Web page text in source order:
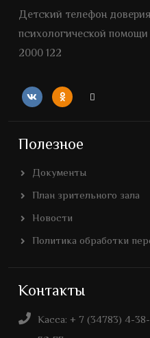
Детский телефон
психологической
2000 122
Полезное
Документы
План зрительного зала
Новости
Политика обработки
Контакты
Касса: + 7 (34783) 4-